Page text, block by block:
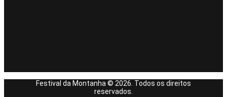
Festival da Montanha © 2026. Todos os direitos
reservados.